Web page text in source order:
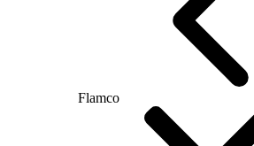
Flamco